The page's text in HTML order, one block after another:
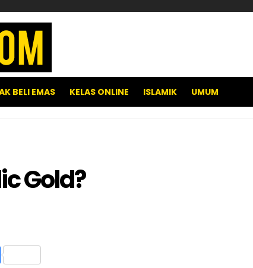
BELI EMAS KELAS ONLINE ISLAMIK UMUM
Gold?
Share